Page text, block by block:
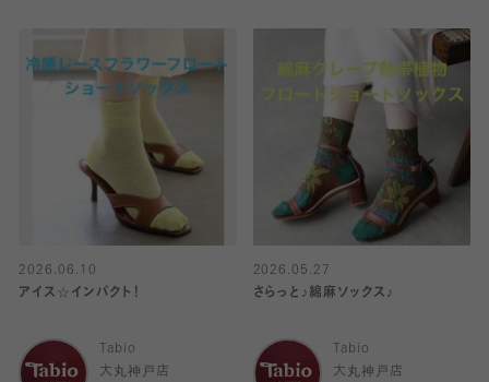
2026.06.10
アイス☆インパクト！
Tabio
大丸神戸店
2026.05.27
さらっと♪綿麻ソックス♪
Tabio
大丸神戸店